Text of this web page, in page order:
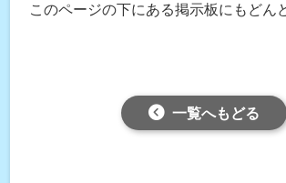
このページの下にある掲示板にもどん
一覧へもどる